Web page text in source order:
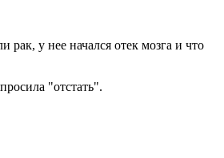
рак, у нее начался отек мозга и что
"отстать".